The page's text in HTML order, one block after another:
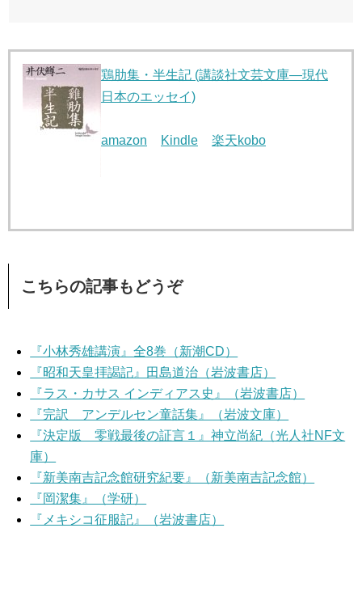
鶏肋集・半生記 (講談社文芸文庫―現代
日本のエッセイ)
amazon Kindle 楽天kobo
こちらの記事もどうぞ
『小林秀雄講演』全8巻（新潮CD）
『昭和天皇拝謁記』田島道治（岩波書店）
『ラス・カサス インディアス史』（岩波書店）
『完訳 アンデルセン童話集』（岩波文庫）
『決定版 零戦最後の証言１』神立尚紀（光人社NF文
庫）
『新美南吉記念館研究紀要』（新美南吉記念館）
『岡潔集』（学研）
『メキシコ征服記』（岩波書店）